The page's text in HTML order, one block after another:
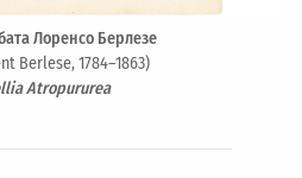
Лоренсо Берлезе
Berlese, 1784–1863)
Atropururea